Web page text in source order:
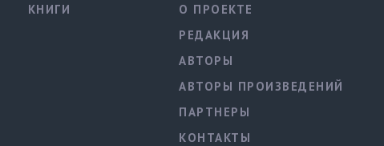
КНИГИ
О ПРОЕКТЕ
РЕДАКЦИЯ
АВТОРЫ
АВТОРЫ ПРОИЗВЕДЕНИЙ
ПАРТНЕРЫ
КОНТАКТЫ